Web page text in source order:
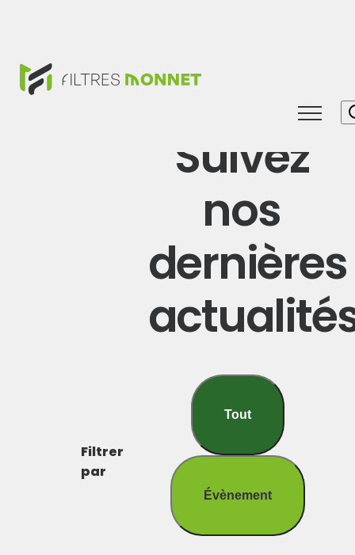
Toggle
Suivez
nos
dernières
Filtrer
par
Tout
Évènement